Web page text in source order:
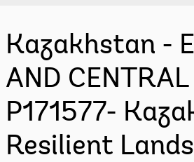
Kazakhstan -
AND
P171577-
Resilient